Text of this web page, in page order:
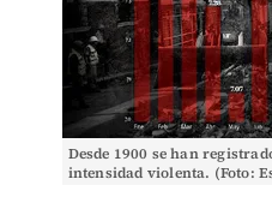
Desde 1900 se han
intensidad violenta. (Foto: